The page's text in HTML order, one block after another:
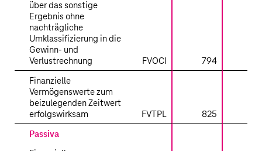
über das sonstige
Ergebnis ohne
nachträgliche
Umklassifizierung in die
Gewinn- und
Verlustrechnung
FVOCI
794
Finanzielle
Vermögenswerte zum
beizulegenden Zeitwert
erfolgswirksam
FVTPL
825
Passiva